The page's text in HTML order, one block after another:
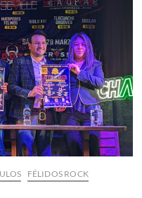
FÉLIDOS ROCK